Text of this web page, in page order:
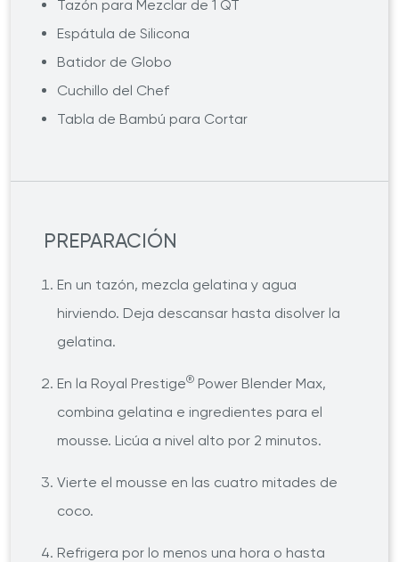
Tazón para Mezclar de 1 QT
Espátula de Silicona
Batidor de Globo
Cuchillo del Chef
Tabla de Bambú para Cortar
PREPARACIÓN
En un tazón, mezcla gelatina y agua
hirviendo. Deja descansar hasta disolver la
gelatina.
En la Royal Prestige® Power Blender Max,
combina gelatina e ingredientes para el
mousse. Licúa a nivel alto por 2 minutos.
Vierte el mousse en las cuatro mitades de
coco.
Refrigera por lo menos una hora o hasta